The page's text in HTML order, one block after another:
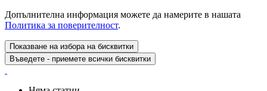
Допълнителна информация можете да намерите в нашата
Политика за поверителност.
Показване на избора на бисквитки
Въведете - приемете всички бисквитки